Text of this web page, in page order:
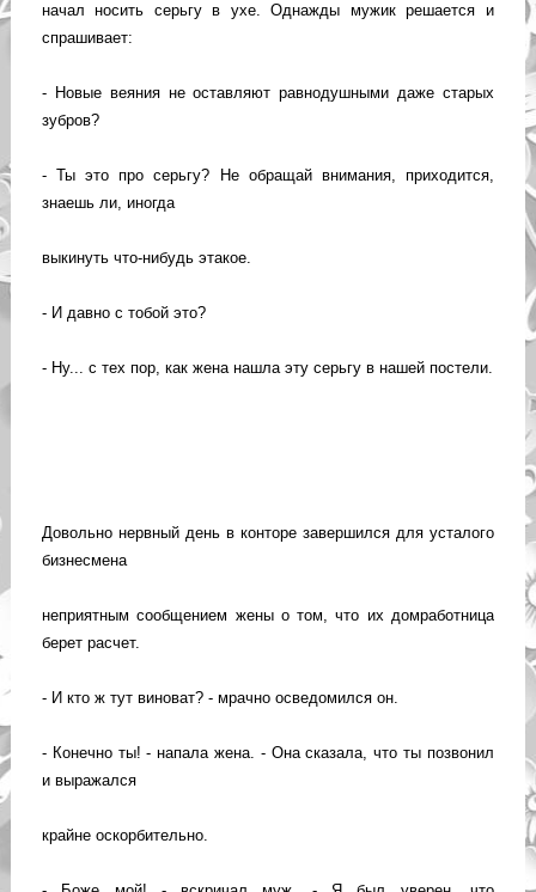
начал носить серьгу в ухе. Однажды мужик решается и
спрашивает:
- Новые веяния не оставляют равнодушными даже старых
зубров?
- Ты это про серьгу? Не обращай внимания, приходится,
знаешь ли, иногда
выкинуть что-нибудь этакое.
- И давно с тобой это?
- Ну... с тех пор, как жена нашла эту серьгу в нашей постели.
Довольно нервный день в конторе завершился для усталого
бизнесмена
неприятным сообщением жены о том, что их домработница
берет расчет.
- И кто ж тут виноват? - мрачно осведомился он.
- Конечно ты! - напала жена. - Она сказала, что ты позвонил
и выражался
крайне оскорбительно.